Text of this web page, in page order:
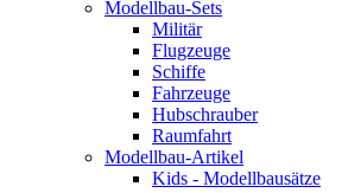
Modellbau-Sets
Militär
Flugzeuge
Schiffe
Fahrzeuge
Hubschrauber
Raumfahrt
Modellbau-Artikel
Kids - Modellbausätze